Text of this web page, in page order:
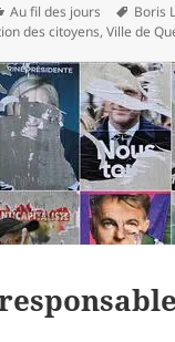
Catégories
Au fil des jours
Mots-
clés
Boris
des citoyens,Ville de